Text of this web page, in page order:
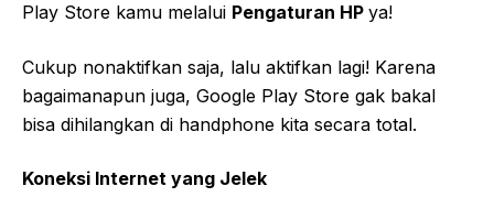
Play Store kamu melalui Pengaturan HP ya!
Cukup nonaktifkan saja, lalu aktifkan lagi! Karena
bagaimanapun juga, Google Play Store gak bakal
bisa dihilangkan di handphone kita secara total.
Koneksi Internet yang Jelek